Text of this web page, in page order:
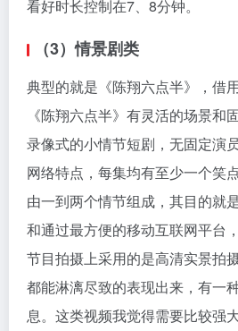
看好时长控制在7、8分钟。
（3）情景剧类
典型的就是《陈翔六点半》，借
《陈翔六点半》有灵活的场景和
录像式的小情节短剧，无固定演
网络特点，每集均有至少一个笑
由一到两个情节组成，其目的就
和通过最方便的移动互联网平台
节目拍摄上采用的是高清实景拍
都能淋漓尽致的表现出来，有一
息。这类视频我觉得需要比较强